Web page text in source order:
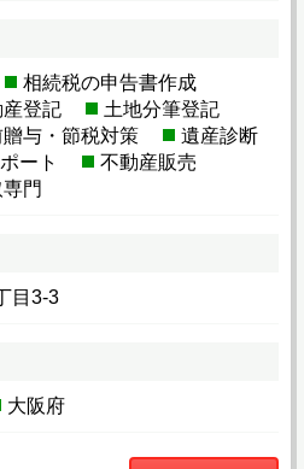
相続税の申告書作成
登記
土地分筆登記
与・節税対策
遺産診断
ート
不動産販売
門
目3-3
大阪府